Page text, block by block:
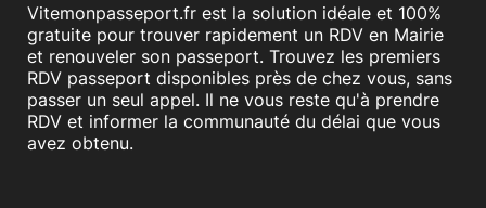
Vitemonpasseport.fr est la solution idéale et 100%
gratuite pour trouver rapidement un RDV en Mairie
et renouveler son passeport. Trouvez les premiers
RDV passeport disponibles près de chez vous, sans
passer un seul appel. Il ne vous reste qu'à prendre
RDV et informer la communauté du délai que vous
avez obtenu.